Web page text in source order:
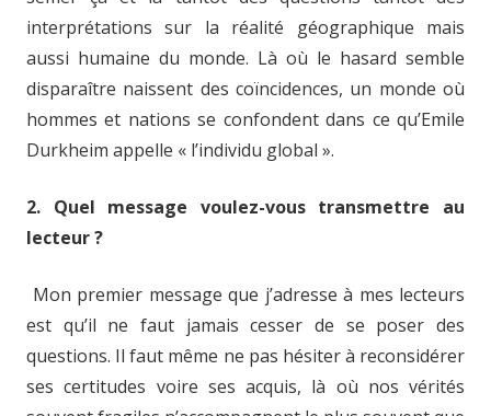
interprétations sur la réalité géographique mais
aussi humaine du monde. Là où le hasard semble
disparaître naissent des coïncidences, un monde où
hommes et nations se confondent dans ce qu’Emile
Durkheim appelle « l’individu global ».
2. Quel message voulez-vous transmettre au
lecteur ?
Mon premier message que j’adresse à mes lecteurs
est qu’il ne faut jamais cesser de se poser des
questions. Il faut même ne pas hésiter à reconsidérer
ses certitudes voire ses acquis, là où nos vérités